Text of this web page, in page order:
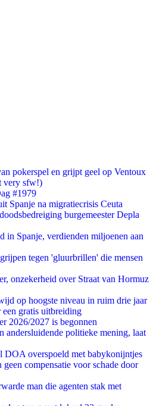
pokerspel en grijpt geel op Ventoux
very sfw!)
#1979
Spanje na migratiecrisis Ceuta
burgemeester Depla
in Spanje, verdienden miljoenen aan
tegen 'gluurbrillen' die mensen
onzekerheid over Straat van Hormuz
op hoogste niveau in ruim drie jaar
gratis uitbreiding
2026/2027 is begonnen
andersluidende politieke mening, laat
DOA overspoeld met babykonijntjes
compensatie voor schade door
man die agenten stak met